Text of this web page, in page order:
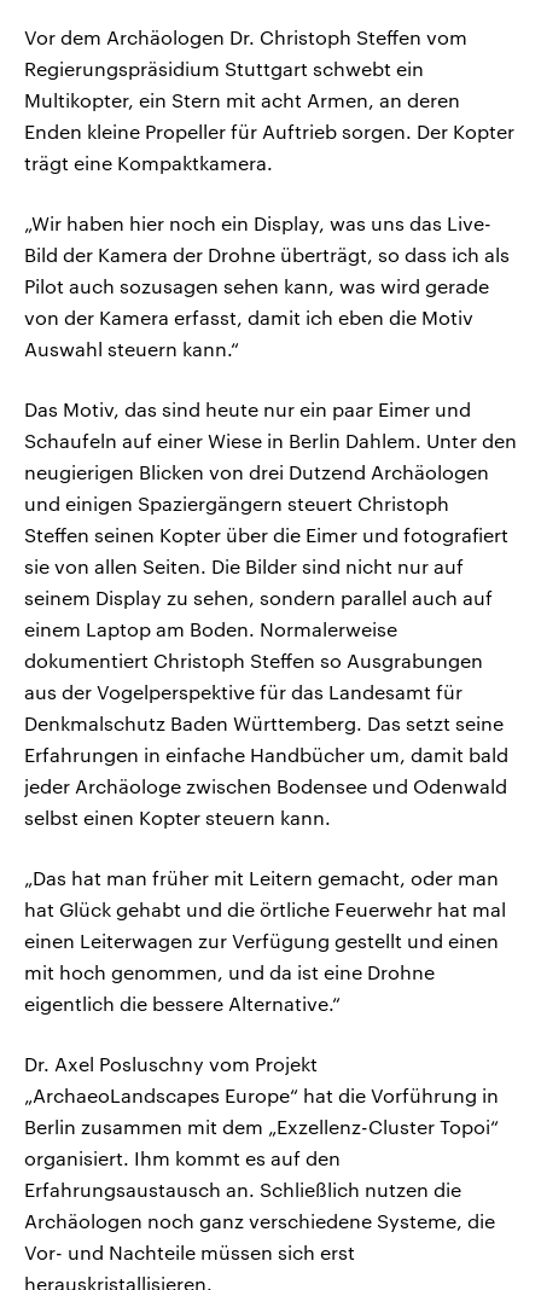
Vor dem Archäologen Dr. Christoph Steffen vom
Regierungspräsidium Stuttgart schwebt ein
Multikopter, ein Stern mit acht Armen, an deren
Enden kleine Propeller für Auftrieb sorgen. Der Kopter
trägt eine Kompaktkamera.
„Wir haben hier noch ein Display, was uns das Live-
Bild der Kamera der Drohne überträgt, so dass ich als
Pilot auch sozusagen sehen kann, was wird gerade
von der Kamera erfasst, damit ich eben die Motiv
Auswahl steuern kann.“
Das Motiv, das sind heute nur ein paar Eimer und
Schaufeln auf einer Wiese in Berlin Dahlem. Unter den
neugierigen Blicken von drei Dutzend Archäologen
und einigen Spaziergängern steuert Christoph
Steffen seinen Kopter über die Eimer und fotografiert
sie von allen Seiten. Die Bilder sind nicht nur auf
seinem Display zu sehen, sondern parallel auch auf
einem Laptop am Boden. Normalerweise
dokumentiert Christoph Steffen so Ausgrabungen
aus der Vogelperspektive für das Landesamt für
Denkmalschutz Baden Württemberg. Das setzt seine
Erfahrungen in einfache Handbücher um, damit bald
jeder Archäologe zwischen Bodensee und Odenwald
selbst einen Kopter steuern kann.
„Das hat man früher mit Leitern gemacht, oder man
hat Glück gehabt und die örtliche Feuerwehr hat mal
einen Leiterwagen zur Verfügung gestellt und einen
mit hoch genommen, und da ist eine Drohne
eigentlich die bessere Alternative.“
Dr. Axel Posluschny vom Projekt
„ArchaeoLandscapes Europe“ hat die Vorführung in
Berlin zusammen mit dem „Exzellenz-Cluster Topoi“
organisiert. Ihm kommt es auf den
Erfahrungsaustausch an. Schließlich nutzen die
Archäologen noch ganz verschiedene Systeme, die
Vor- und Nachteile müssen sich erst
herauskristallisieren.